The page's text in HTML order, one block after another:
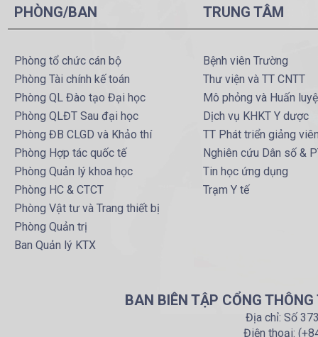
PHÒNG/BAN
Phòng tổ chức cán bộ
Phòng Tài chính kế toán
Phòng QL Đào tạo Đại học
Phòng QLĐT Sau đại học
Phòng ĐB CLGD và Khảo thí
Phòng Hợp tác quốc tế
Phòng Quản lý khoa học
Phòng HC & CTCT
Phòng Vật tư và Trang thiết bị
Phòng Quản trị
Ban Quản lý KTX
TRUNG TÂM
Bệnh viên Trường
Thư viện và TT CNTT
Mô phỏng và Huấn
Dịch vụ KHKT Y dược
TT Phát triển giảng
Nghiên cứu Dân số &
Tin học ứng dụng
Trạm Y tế
BAN BIÊN TẬP CỔNG
Địa chỉ: Số
Điện thoại: